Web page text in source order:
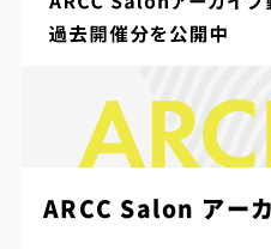
ARCC Salon アー